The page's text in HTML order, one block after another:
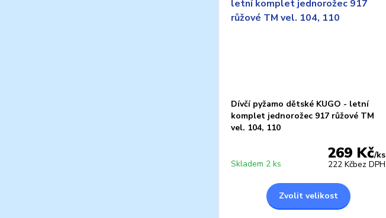
Dívčí pyžamo dětské KUGO - letní
komplet jednorožec 917 růžové TM
vel. 104, 110
269 Kč/ks
222 Kčbez DPH
Skladem 2 ks
Zvolit velikost